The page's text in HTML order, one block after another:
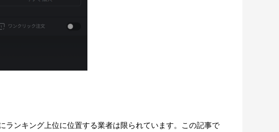
ンキング上位に位置する業者は限られています。この記事で